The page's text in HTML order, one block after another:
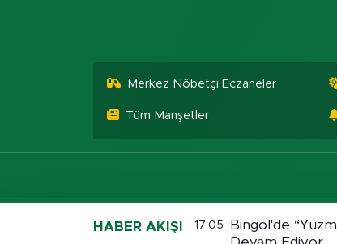
Merkez Nöbetçi Eczaneler
Tüm Manşetler
HABER AKIŞI 17:05
Bingöl'de